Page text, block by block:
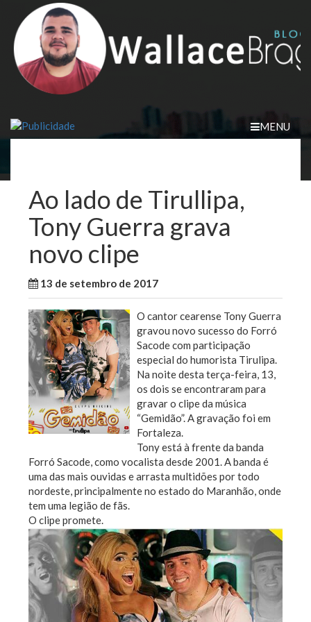
content
MENU
Ao lado de Tirullipa,
Tony Guerra grava
novo clipe
13 de setembro de 2017
O cantor cearense Tony Guerra
gravou novo sucesso do Forró
Sacode com participação
especial do humorista Tirulipa.
Na noite desta terça-feira, 13,
os dois se encontraram para
gravar o clipe da música
“Gemidão”. A gravação foi em
Fortaleza.
Tony está à frente da banda
Forró Sacode, como vocalista desde 2001. A banda é
uma das mais ouvidas e arrasta multidões por todo
nordeste, principalmente no estado do Maranhão, onde
tem uma legião de fãs.
O clipe promete.